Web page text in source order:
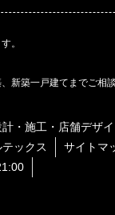
。
新築一戸建てまでご相談
計・施工・店舗デザ
ックス サイトマ